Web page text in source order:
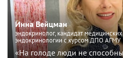
Инна Вейцман
эндокринолог, кандидат
эндокринологии с курсом ДПО АГМУ
«На голоде люди не